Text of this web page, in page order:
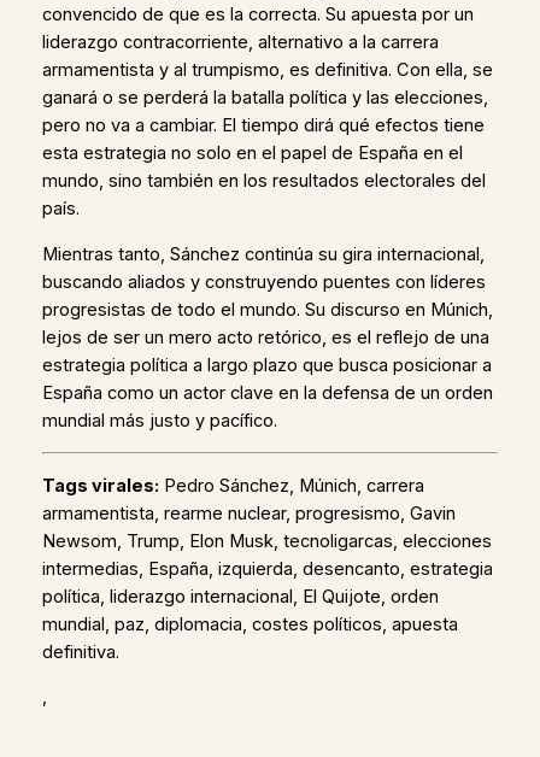
convencido de que es la correcta. Su apuesta por un
liderazgo contracorriente, alternativo a la carrera
armamentista y al trumpismo, es definitiva. Con ella, se
ganará o se perderá la batalla política y las elecciones,
pero no va a cambiar. El tiempo dirá qué efectos tiene
esta estrategia no solo en el papel de España en el
mundo, sino también en los resultados electorales del
país.
Mientras tanto, Sánchez continúa su gira internacional,
buscando aliados y construyendo puentes con líderes
progresistas de todo el mundo. Su discurso en Múnich,
lejos de ser un mero acto retórico, es el reflejo de una
estrategia política a largo plazo que busca posicionar a
España como un actor clave en la defensa de un orden
mundial más justo y pacífico.
Tags virales: Pedro Sánchez, Múnich, carrera
armamentista, rearme nuclear, progresismo, Gavin
Newsom, Trump, Elon Musk, tecnoligarcas, elecciones
intermedias, España, izquierda, desencanto, estrategia
política, liderazgo internacional, El Quijote, orden
mundial, paz, diplomacia, costes políticos, apuesta
definitiva.
,